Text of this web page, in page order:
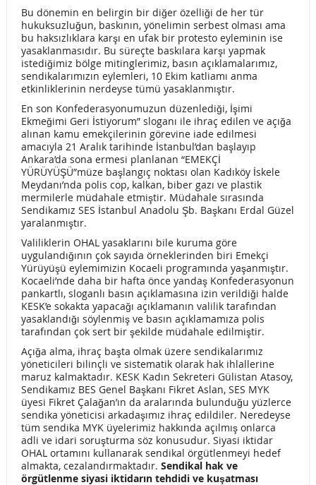
KAZA DEĞİL, KADER DEĞİL İŞ CİNAYETİ
GENİŞLETİLMİŞ BAŞKANLAR KURULU TOPLANTISI
TEMMUZ 2018 AÇLIK ve YOKSULLUK SINIRI
BASINA ve KAMUOYUNA
KADIN EMEKÇİLERİN İSTİHDAMI İLE İLGİLİ ARAŞTIRMA
ENFLASYON %9,17 MAAŞ ARTIŞ ORANI %8,67
DT KOORDİNASYON TOPLANTISINA KATILIM
İLO’DAN HÜKUMETE MEMUR-SEN BAĞIMSIZ DEĞİLDİR
ADİL SEÇİM MOBİL UYGULAMASINI İNDİREBİLİRSİNİZ!
KÜLTÜR ve TURİZM BAKANLIĞINDA EK GÖSTERGE SORUNU
TEMMUZ 2018 MAAŞ ORANLARI
EMEK DÜNYASI TEMSİLCİLERİ İLE BULUŞMA
DT KOORDİNASYON DEĞERLENDİRME TOPLANTISI
1 MAYIS’A ÇAĞRIMIZDIR!
Olağan Üstü Genel Kurul Çağrısı
TAŞERON DÜZENLEMESİ VE SANATÇILARA PERFORMANS
KRİTERİ…
KÜLTÜR, SANAT VE TURİZM EMEKÇİLERİ OLARAK
Bu dönemin en belirgin bir diğer özelliği de her tür
hukuksuzluğun, baskının, yönelimin serbest olması ama
bu haksızlıklara karşı en ufak bir protesto eyleminin ise
yasaklanmasıdır. Bu süreçte baskılara karşı yapmak
istediğimiz bölge mitinglerimiz, basın açıklamalarımız,
sendikalarımızın eylemleri, 10 Ekim katliamı anma
etkinliklerinin nerdeyse tümü yasaklanmıştır.
En son Konfederasyonumuzun düzenlediği, İşimi
Ekmeğimi Geri İstiyorum” sloganı ile ihraç edilen ve açığa
alınan kamu emekçilerinin görevine iade edilmesi
amacıyla 21 Aralık tarihinde İstanbul’dan başlayıp
Ankara’da sona ermesi planlanan “EMEKÇİ
YÜRÜYÜŞÜ”müze başlangıç noktası olan Kadıköy İskele
Meydanı’nda polis cop, kalkan, biber gazı ve plastik
mermilerle müdahale etmiştir. Müdahale sırasında
Sendikamız SES İstanbul Anadolu Şb. Başkanı Erdal Güzel
yaralanmıştır.
Valiliklerin OHAL yasaklarını bile kuruma göre
uygulandığının çok sayıda örneklerinden biri Emekçi
Yürüyüşü eylemimizin Kocaeli programında yaşanmıştır.
Kocaeli’nde daha bir hafta önce yandaş Konfederasyonun
pankartlı, sloganlı basın açıklamasına izin verildiği halde
KESK’e sokakta yapacağı açıklamanın valilik tarafından
yasaklandığı söylenmiş ve basın açıklamamıza polis
tarafından çok sert bir şekilde müdahale edilmiştir.
Açığa alma, ihraç başta olmak üzere sendikalarımız
yöneticileri bilinçli ve sistematik olarak hak ihlallerine
maruz kalmaktadır. KESK Kadın Sekreteri Gülistan Atasoy,
Sendikamız BES Genel Başkanı Fikret Aslan, SES MYK
üyesi Fikret Çalağan’ın da aralarında bulunduğu yüzlerce
sendika yöneticisi arkadaşımız ihraç edildiler. Neredeyse
tüm sendika MYK üyelerimiz hakkında açılmış onlarca
adli ve idari soruşturma söz konusudur. Siyasi iktidar
OHAL ortamını kullanarak sendikal örgütlenmeyi hedef
almakta, cezalandırmaktadır. Sendikal hak ve
örgütlenme siyasi iktidarın tehdidi ve kuşatması